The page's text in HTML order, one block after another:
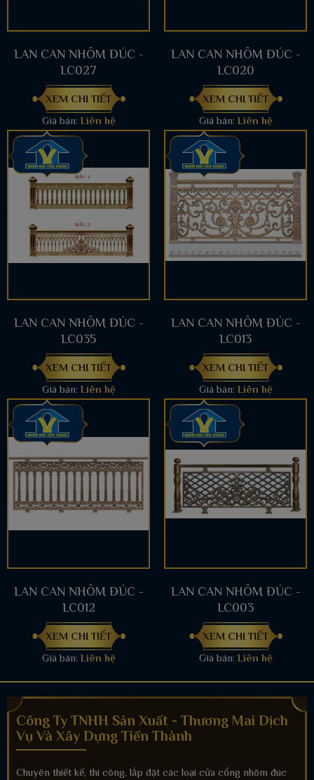
LAN CAN NHÔM ĐÚC -
LC027
XEM CHI TIẾT
Giá bán: Liên hệ
LAN CAN NHÔM ĐÚC -
LC020
XEM CHI TIẾT
Giá bán: Liên hệ
LAN CAN NHÔM ĐÚC -
LC035
XEM CHI TIẾT
Giá bán: Liên hệ
LAN CAN NHÔM ĐÚC -
LC013
XEM CHI TIẾT
Giá bán: Liên hệ
LAN CAN NHÔM ĐÚC -
LC012
XEM CHI TIẾT
Giá bán: Liên hệ
LAN CAN NHÔM ĐÚC -
LC003
XEM CHI TIẾT
Giá bán: Liên hệ
Công Ty TNHH Sản Xuất - Thương Mai Dịch
Vụ Và Xây Dựng Tiến Thành
Chuyên thiết kế, thi công, lắp đặt các loại cửa cổng nhôm đúc